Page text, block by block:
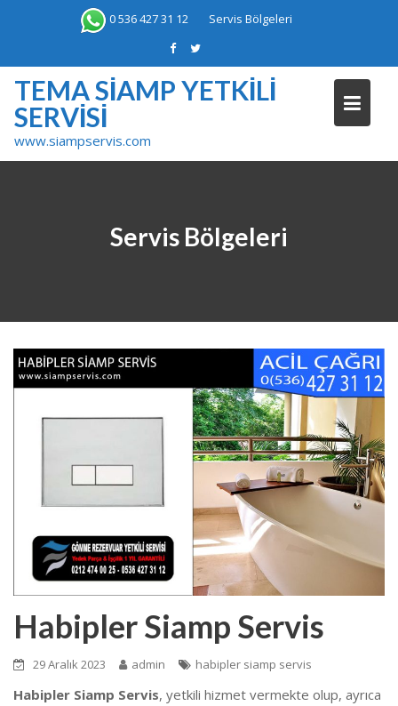
0 536 427 31 12 Servis Bölgeleri
TEMA SIAMP YETKILI
SERVISI
www.siampservis.com
Servis Bölgeleri
Habipler Siamp Servis
29 Aralık 2023 admin habipler siamp servis
Habipler Siamp Servis, yetkili hizmet vermekte olup, ayrıca